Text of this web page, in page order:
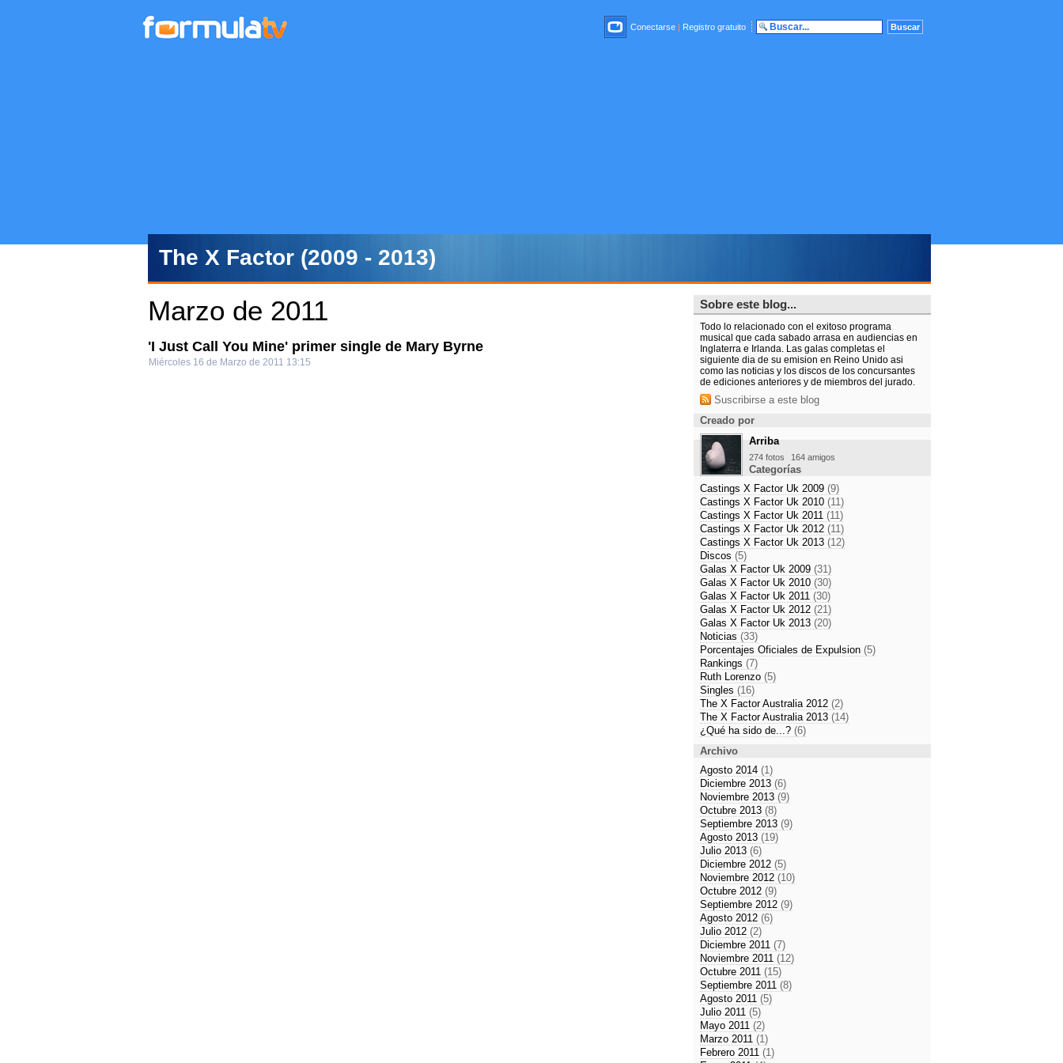
Conectarse | Registro gratuito
The X Factor (2009 - 2013)
Marzo de 2011
'I Just Call You Mine' primer single de Mary Byrne
Miércoles 16 de Marzo de 2011 13:15
Sobre este blog...
Todo lo relacionado con el exitoso programa
musical que cada sabado arrasa en audiencias en
Inglaterra e Irlanda. Las galas completas el
siguiente dia de su emision en Reino Unido asi
como las noticias y los discos de los concursantes
de ediciones anteriores y de miembros del jurado.
Suscribirse a este blog
Creado por
Arriba
274 fotos 164 amigos
Categorías
Castings X Factor Uk 2009 (9)
Castings X Factor Uk 2010 (11)
Castings X Factor Uk 2011 (11)
Castings X Factor Uk 2012 (11)
Castings X Factor Uk 2013 (12)
Discos (5)
Galas X Factor Uk 2009 (31)
Galas X Factor Uk 2010 (30)
Galas X Factor Uk 2011 (30)
Galas X Factor Uk 2012 (21)
Galas X Factor Uk 2013 (20)
Noticias (33)
Porcentajes Oficiales de Expulsion (5)
Rankings (7)
Ruth Lorenzo (5)
Singles (16)
The X Factor Australia 2012 (2)
The X Factor Australia 2013 (14)
¿Qué ha sido de...? (6)
Archivo
Agosto 2014 (1)
Diciembre 2013 (6)
Noviembre 2013 (9)
Octubre 2013 (8)
Septiembre 2013 (9)
Agosto 2013 (19)
Julio 2013 (6)
Diciembre 2012 (5)
Noviembre 2012 (10)
Octubre 2012 (9)
Septiembre 2012 (9)
Agosto 2012 (6)
Julio 2012 (2)
Diciembre 2011 (7)
Noviembre 2011 (12)
Octubre 2011 (15)
Septiembre 2011 (8)
Agosto 2011 (5)
Julio 2011 (5)
Mayo 2011 (2)
Marzo 2011 (1)
Febrero 2011 (1)